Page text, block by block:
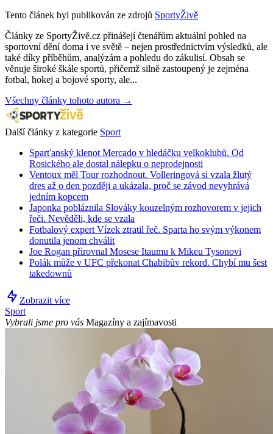
Tento článek byl publikován ze zdrojů SportyŽivě
Články ze SportyŽivě.cz přinášejí čtenářům aktuální pohled na
sportovní dění doma i ve světě – nejen prostřednictvím výsledků, ale
také díky příběhům, analýzám a pohledu do zákulisí. Obsah se
věnuje široké škále sportů, přičemž silně zastoupený je zejména
fotbal, hokej a bojové sporty, ale...
Všechny články tohoto autora →
Další články z kategorie Sport
Sparťanský klenot Mercado v hledáčku velkoklubů. Od
Rosického ale dostal nálepku o neprodejnosti
Ventoux měl Tour rozhodnout. Volleringová si vzala žlutý
dres až o den později a ukázala, proč se závod nevyhrává
jedním kopcem
Japonka pobláznila Slováky kouzelným rozhovorem v jejich
řeči. Nevěděli, kde se vzala
Fotbalový expert Vízek ztratil řeč. Sparta ho svým výkonem
donutila jenom chválit
Joe Rogan přirovnal Mosese Itaumu k Mikeu Tysonovi
Polák může v UFC překonat Chabibův rekord. Chybí mu šest
takedownů
Zobrazit více
Sport
Vybrali jsme pro vás Magazíny a zajímavosti